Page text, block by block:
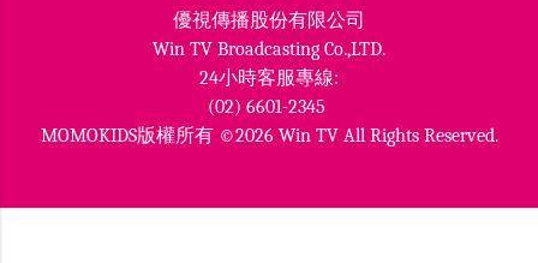
優視傳播股份有限公司
Win TV Broadcasting Co.,LTD.
24小時客服專線:
(02) 6601-2345
MOMOKIDS版權所有 ©2026 Win TV All Rights Reserved.